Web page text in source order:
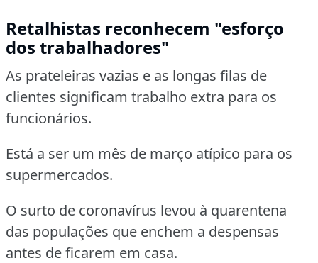
Retalhistas reconhecem "esforço
dos trabalhadores"
As prateleiras vazias e as longas filas de
clientes significam trabalho extra para os
funcionários.
Está a ser um mês de março atípico para os
supermercados.
O surto de coronavírus levou à quarentena
das populações que enchem a despensas
antes de ficarem em casa.